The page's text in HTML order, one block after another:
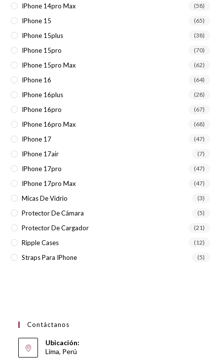
IPhone 14pro Max (58)
IPhone 15 (65)
IPhone 15plus (38)
IPhone 15pro (70)
IPhone 15pro Max (62)
IPhone 16 (64)
IPhone 16plus (28)
IPhone 16pro (67)
IPhone 16pro Max (68)
IPhone 17 (47)
IPhone 17air (7)
IPhone 17pro (47)
IPhone 17pro Max (47)
Micas De Vidrio (3)
Protector De Cámara (5)
Protector De Cargador (21)
Ripple Cases (12)
Straps Para IPhone (5)
Contáctanos
Ubicación:
Lima, Perú